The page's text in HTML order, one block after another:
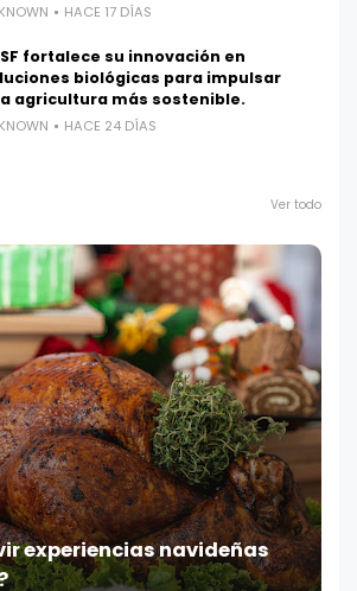
HACE 17 DÍAS
fortalece su innovación en
biológicas para impulsar
agricultura más sostenible.
HACE 24 DÍAS
Ver todo
experiencias navideñas